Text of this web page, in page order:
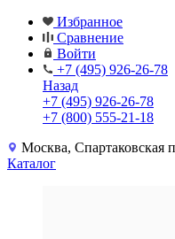
Избранное
Сравнение
Войти
+7 (495) 926-26-78
Назад
+7 (495) 926-26-78
+7 (800) 555-21-18
Москва, Спартаковская
Каталог